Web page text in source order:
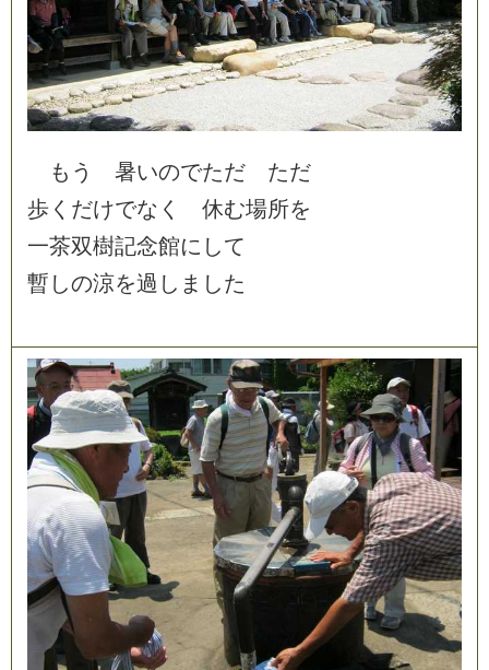
も う 暑いのでただ ただ
歩 く だけでな く 休む場所を
一茶双樹記念館に して
暫 しの涼を過 し ま した